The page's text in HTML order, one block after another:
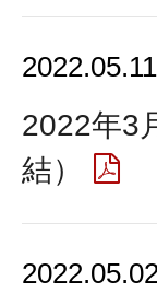
2022.05.11
2022年3
結）